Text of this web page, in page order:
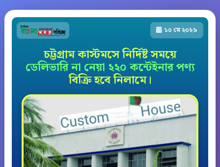
১০ মে ২০২৬
চট্টগ্রাম কাস্টমসে নির্দিষ্ট সময়ে
ডেলিভারি না নেয়া ২২০ কন্টেইনার পণ্য
বিক্রি হবে নিলামে।